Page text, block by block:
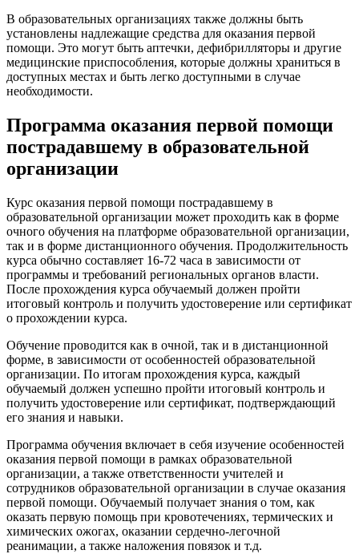
В образовательных организациях также должны быть
установлены надлежащие средства для оказания первой
помощи. Это могут быть аптечки, дефибрилляторы и другие
медицинские приспособления, которые должны храниться в
доступных местах и быть легко доступными в случае
необходимости.
Программа оказания первой помощи
пострадавшему в образовательной
организации
Курс оказания первой помощи пострадавшему в
образовательной организации может проходить как в форме
очного обучения на платформе образовательной организации,
так и в форме дистанционного обучения. Продолжительность
курса обычно составляет 16-72 часа в зависимости от
программы и требований региональных органов власти.
После прохождения курса обучаемый должен пройти
итоговый контроль и получить удостоверение или сертификат
о прохождении курса.
Обучение проводится как в очной, так и в дистанционной
форме, в зависимости от особенностей образовательной
организации. По итогам прохождения курса, каждый
обучаемый должен успешно пройти итоговый контроль и
получить удостоверение или сертификат, подтверждающий
его знания и навыки.
Программа обучения включает в себя изучение особенностей
оказания первой помощи в рамках образовательной
организации, а также ответственности учителей и
сотрудников образовательной организации в случае оказания
первой помощи. Обучаемый получает знания о том, как
оказать первую помощь при кровотечениях, термических и
химических ожогах, оказании сердечно-легочной
реанимации, а также наложения повязок и т.д.